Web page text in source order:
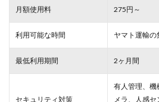
月額使用料 275円～
利用可能な時間 ヤマト運輸の
最低利用期間 2ヶ月間
セキュリティ対策
有人管理、機
メラ、人感セ